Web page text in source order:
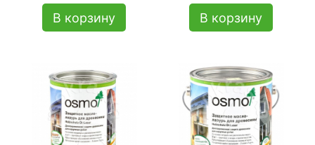
В корзину В корзину